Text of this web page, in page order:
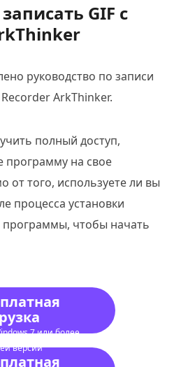
GIF с
руководство по записи
ArkThinker.
полный доступ,
программу на свое
от того, используете ли вы
процесса установки
чтобы начать
7 или более
версии